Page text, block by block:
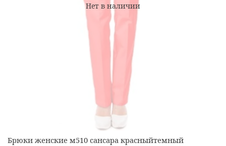
Нет в наличии
Брюки женские м510 сансара красныйтемный